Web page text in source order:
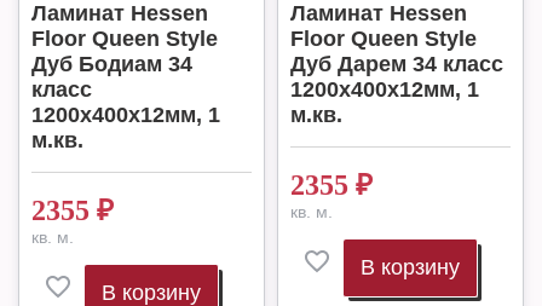
Ламинат Hessen
Floor Queen Style
Дуб Бодиам 34
класс
1200х400х12мм, 1
м.кв.
2355 ₽
кв. м.
В корзину
Ламинат Hessen
Floor Queen Style
Дуб Дарем 34 класс
1200х400х12мм, 1
м.кв.
2355 ₽
кв. м.
В корзину